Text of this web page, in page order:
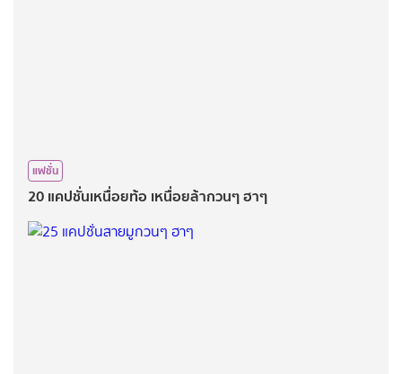
แฟชั่น
20 แคปชั่นเหนื่อยท้อ เหนื่อยล้ากวนๆ ฮาๆ